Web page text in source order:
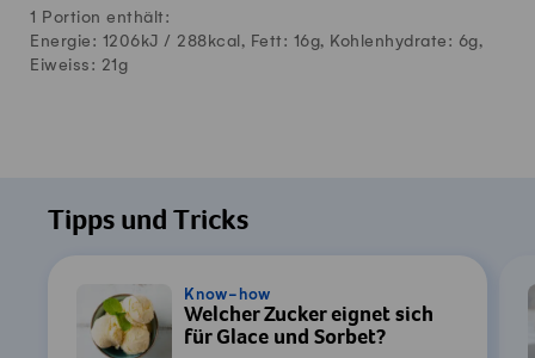
1 Portion enthält:
Energie: 1206kJ / 288 kcal, Fett: 16g, Kohlenhydrate: 6g,
Eiweiss: 21 g
Tipps und Tricks
Know-how
Welcher Zucker eignet sich
für Glace und Sorbet?